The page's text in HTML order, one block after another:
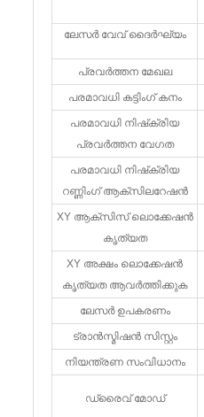
ലേസർ വേവ് ദൈർഘ്യം
പ്രവർത്തന മേഖല
പരമാവധി കട്ടിംഗ് കനം
പരമാവധി നിഷ്‌ക്രിയ
പ്രവർത്തന വേഗത
പരമാവധി നിഷ്‌ക്രിയ
റണ്ണിംഗ് ആക്‌സിലറേഷൻ
XY ആക്സിസ് ലൊക്കേഷൻ
കൃത്യത
XY അക്ഷം ലൊക്കേഷൻ
കൃത്യത ആവർത്തിക്കുക
ലേസർ ഉപകരണം
ട്രാൻസ്മിഷൻ സിസ്റ്റം
നിയന്ത്രണ സംവിധാനം
ഡ്രൈവ് മോഡ്